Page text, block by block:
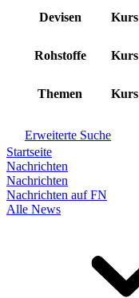
Devisen Kurs
Rohstoffe Kurs
Themen Kurs
Erweiterte Suche
Startseite
Nachrichten
Nachrichten
Nachrichten auf FN
Alle News